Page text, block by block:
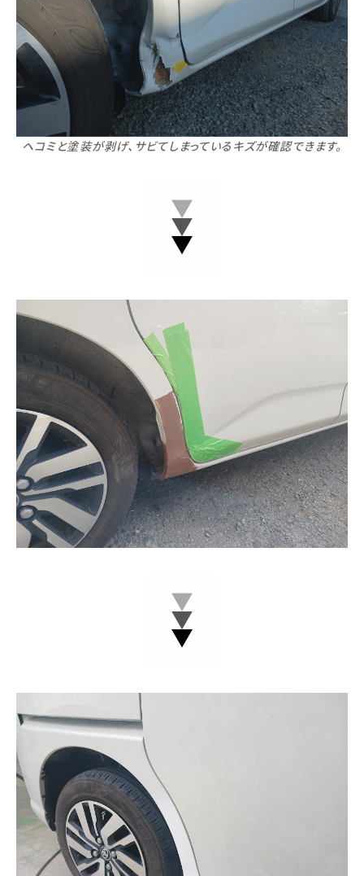
ヘコミと塗装が剥げ、サビてしまっているキズが確認できます。